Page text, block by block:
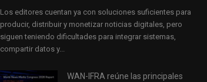
Los editores cuentan ya con soluciones suficientes para
producir, distribuir y monetizar noticias digitales, pero
siguen teniendo dificultades para integrar sistemas,
compartir datos y...
WAN-IFRA reúne las principales